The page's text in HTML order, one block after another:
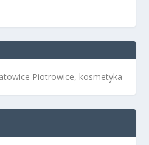
Piotrowice, kosmetyka